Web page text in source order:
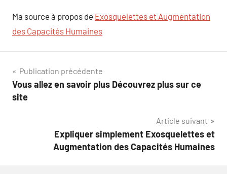
Ma source à propos de Exosquelettes et Augmentation
des Capacités Humaines
Navigation
de
Publication précédente
Vous allez en savoir plus Découvrez plus sur ce
site
Article suivant
Expliquer simplement Exosquelettes et
Augmentation des Capacités Humaines